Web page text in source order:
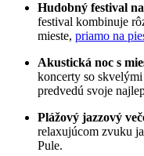
Hudobný festival
festival kombinuje
mieste, priamo na
Akustická noc s
koncerty so
predvedú svoje
Plážový jazzový
relaxujúcom zvuku
Pule.